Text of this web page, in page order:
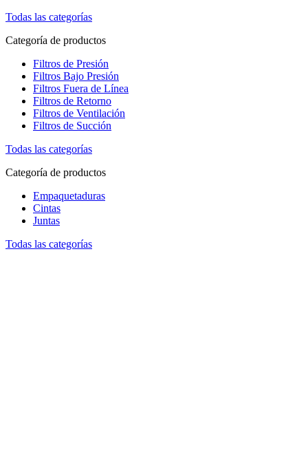
Todas las categorías
Categoría de productos
Filtros de Presión
Filtros Bajo Presión
Filtros Fuera de Línea
Filtros de Retorno
Filtros de Ventilación
Filtros de Succión
Todas las categorías
Categoría de productos
Empaquetaduras
Cintas
Juntas
Todas las categorías